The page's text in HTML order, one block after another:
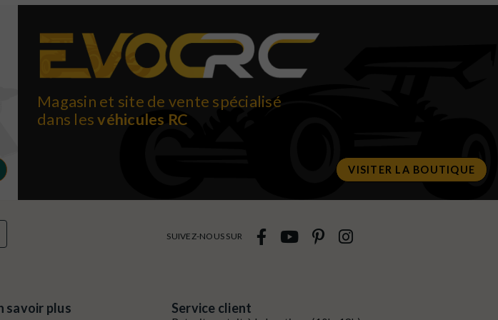
Magasin et site de vente spécialisé
dans lesvéhicules RC
VISITER LA BOUTIQUE
SUIVEZ-NOUS SUR
savoir plus Service client